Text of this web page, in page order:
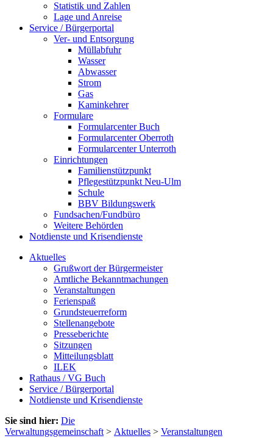
Statistik und Zahlen
Lage und Anreise
Service / Bürgerportal
Ver- und Entsorgung
Müllabfuhr
Wasser
Abwasser
Strom
Gas
Kaminkehrer
Formulare
Formularcenter Buch
Formularcenter Oberroth
Formularcenter Unterroth
Einrichtungen
Familienstützpunkt
Pflegestützpunkt Neu-Ulm
Schule
BBV Bildungswerk
Fundsachen/Fundbüro
Weitere Behörden
Notdienste und Krisendienste
Aktuelles
Grußwort der Bürgermeister
Amtliche Bekanntmachungen
Veranstaltungen
Ferienspaß
Grundsteuerreform
Stellenangebote
Presseberichte
Sitzungen
Mitteilungsblatt
ILEK
Rathaus / VG Buch
Service / Bürgerportal
Notdienste und Krisendienste
Sie sind hier: Die
Verwaltungsgemeinschaft > Aktuelles > Veranstaltungen